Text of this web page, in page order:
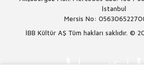
İstanbul
Mersis No:
İBB Kültür AŞ Tüm hakları saklıdır. ©